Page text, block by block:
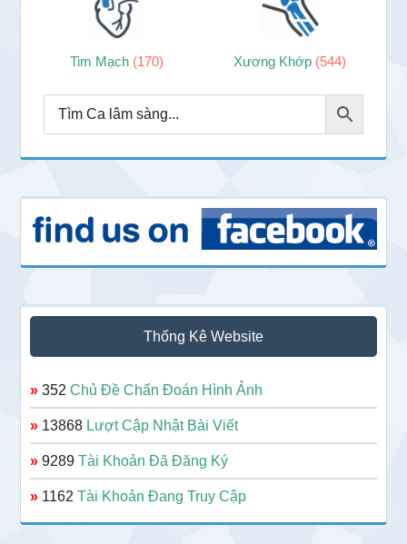
Tim Mạch (170) Xương Khớp (544)
Thống Kê Website
» 352Chủ Đề Chẩn Đoán Hình Ảnh
» 13868 Lượt Cập Nhật Bài Viết
» 9289Tài Khoản Đã Đăng Ký
» 1162Tài Khoản Đang Truy Cập